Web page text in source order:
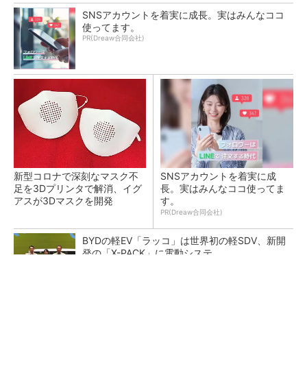
SNSアカウントを着実に成長。実はみんなココ
使ってます。
PR(Dreaw合同会社)
新型コロナで深刻なマスク不
足を3Dプリンタで解消、イグ
アスが3Dマスクを開発
SNSアカウントを着実に成
長。実はみんなココ使ってま
す。
PR(Dreaw合同会社)
BYDの軽EV「ラッコ」は世界初の軽SDV、新開
発の「X-PACK」に電動システ...